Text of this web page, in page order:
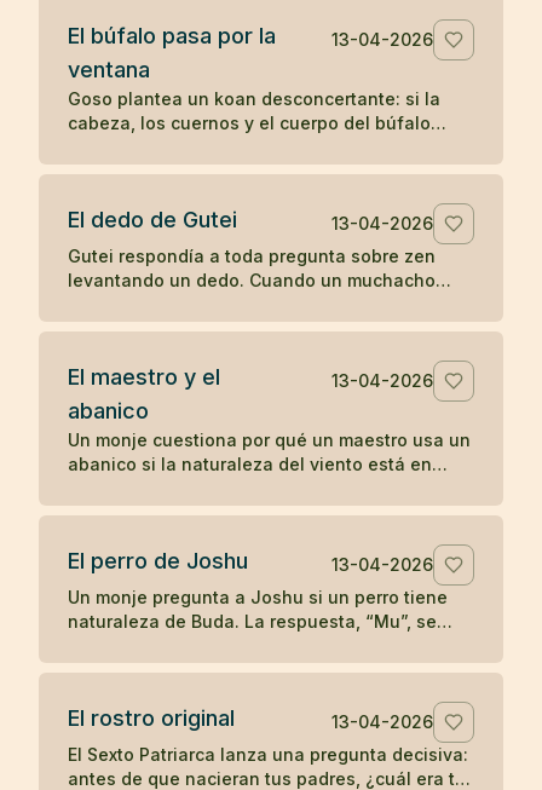
El búfalo pasa por la
ventana
13-04-2026
Goso plantea un koan desconcertante: si la
cabeza, los cuernos y el cuerpo del búfalo
cola?
El dedo de Gutei
13-04-2026
Gutei respondía a toda pregunta sobre zen
levantando un dedo. Cuando un muchacho
enseñanza radical sobre la comprensión
El maestro y el
abanico
13-04-2026
Un monje cuestiona por qué un maestro usa un
abanico si la naturaleza del viento está en
cotidiano en enseñanza zen.
El perro de Joshu
13-04-2026
Un monje pregunta a Joshu si un perro tiene
naturaleza de Buda. La respuesta, “Mu”, se
de la tradición zen.
El rostro original
13-04-2026
El Sexto Patriarca lanza una pregunta decisiva:
antes de que nacieran tus padres, ¿cuál era tu